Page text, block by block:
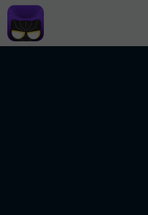
跳转到主要内容